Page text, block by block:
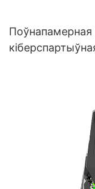
Поўнапамерная